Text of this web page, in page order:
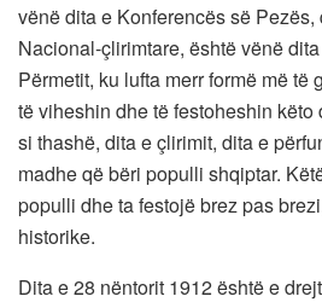
vënë dita e Konferencës së Pezës,
Nacional-çlirimtare, është vënë
Përmetit, ku lufta merr formë më të
të viheshin dhe të festoheshin këto
si thashë, dita e çlirimit, dita e
madhe që bëri populli shqiptar.
populli dhe ta festojë brez pas
historike.
Dita e 28 nëntorit 1912 është e